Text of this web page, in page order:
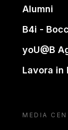
Alumni
B4i -
yoU@B
Lavora in
MEDIA